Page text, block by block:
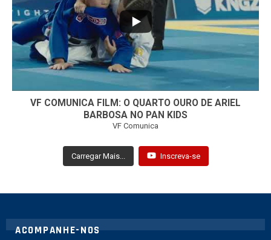
VF COMUNICA FILM: O QUARTO OURO DE ARIEL
BARBOSA NO PAN KIDS
VF Comunica
Carregar Mais... Inscreva-se
ACOMPANHE-NOS